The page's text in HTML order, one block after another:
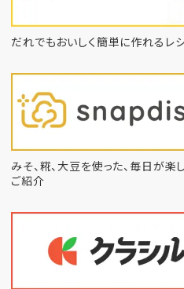
だれでもおいしく簡単に作れるレ
みそ、糀、大豆を使った、毎日が楽
ご紹介